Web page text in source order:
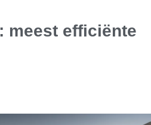
meest efficiënte